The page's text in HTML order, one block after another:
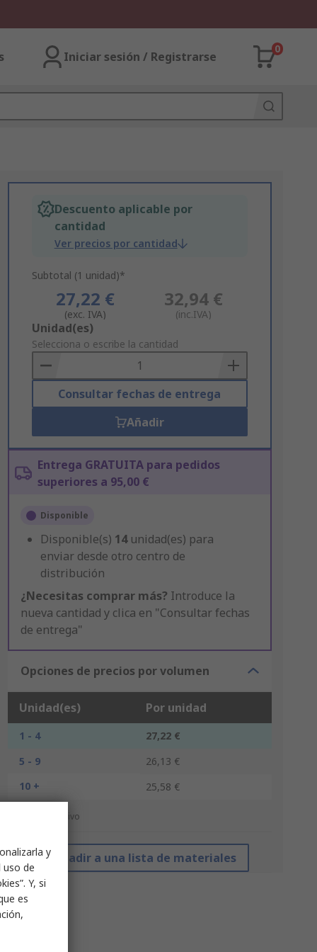
Iniciar sesión / Registrarse
0
Descuento aplicable por
cantidad
Ver precios por cantidad
Subtotal (1 unidad)*
27,22 €
(exc. IVA)
32,94 €
(inc.IVA)
Add
to
Basket
Unidad(es)
Selecciona o escribe la cantidad
Consultar fechas de entrega
Añadir
Entrega GRATUITA para pedidos
superiores a 95,00 €
Disponible
Disponible(s) 14 unidad(es) para
enviar desde otro centro de
distribución
¿Necesitas comprar más? Introduce la
nueva cantidad y clica en "Consultar fechas
de entrega"
Opciones de precios por volumen
Unidad(es) Por unidad
1 - 4
27,22 €
5 - 9
26,13 €
10 +
25,58 €
*precio indicativo
Añadir a una lista de materiales
y
uso de
Y, si
es